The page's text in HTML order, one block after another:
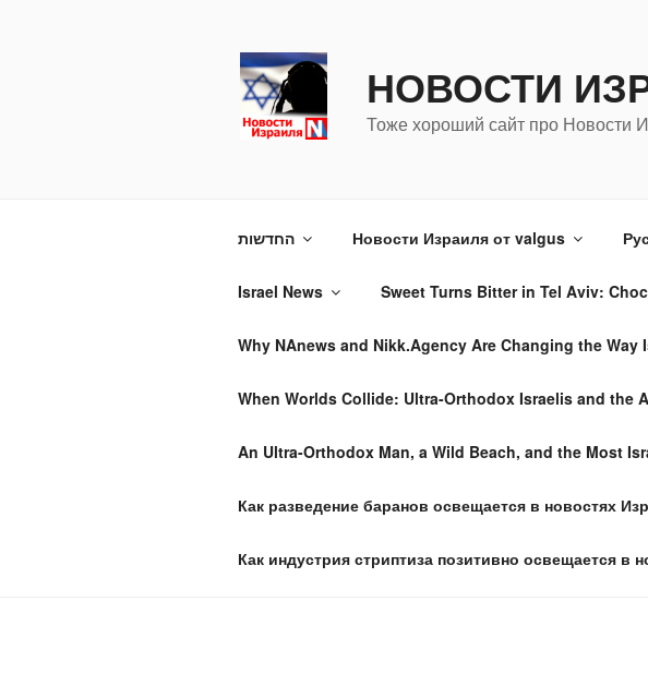
НОВОСТИ
Тоже хороший сайт про Новости
החדשות Новости Израиля от valgus
Israel News Sweet Turns Bitter in Tel Aviv:
Why NAnews and Nikk.Agency Are Changing the
When Worlds Collide: Ultra-Orthodox Israelis and the
An Ultra-Orthodox Man, a Wild Beach, and the Most
Как разведение баранов освещается в новостях
Как индустрия стриптиза позитивно освещается